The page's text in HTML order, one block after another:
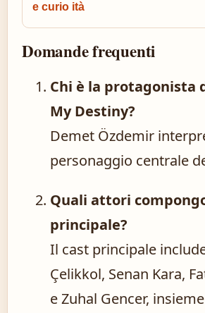
e curio ità
Domande frequenti
Chi è la protagonista
My Destiny?
Demet Özdemir
personaggio centrale
Quali attori
principale?
Il cast principale
Çelikkol, Senan Kara,
e Zuhal Gencer,